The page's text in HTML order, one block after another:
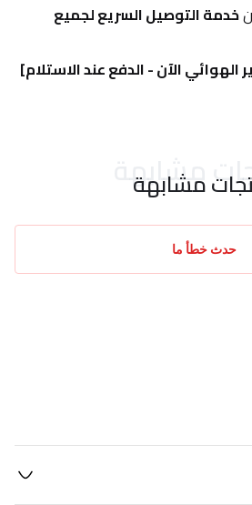
الآن - الدفع عند الاستلام]
مشابهة
مشابهة
حدث خطأ ما